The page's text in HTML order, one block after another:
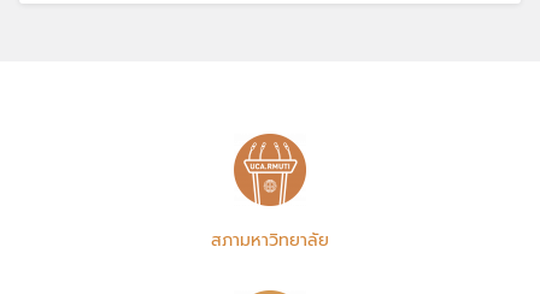
สภามหาวิทยาลัย